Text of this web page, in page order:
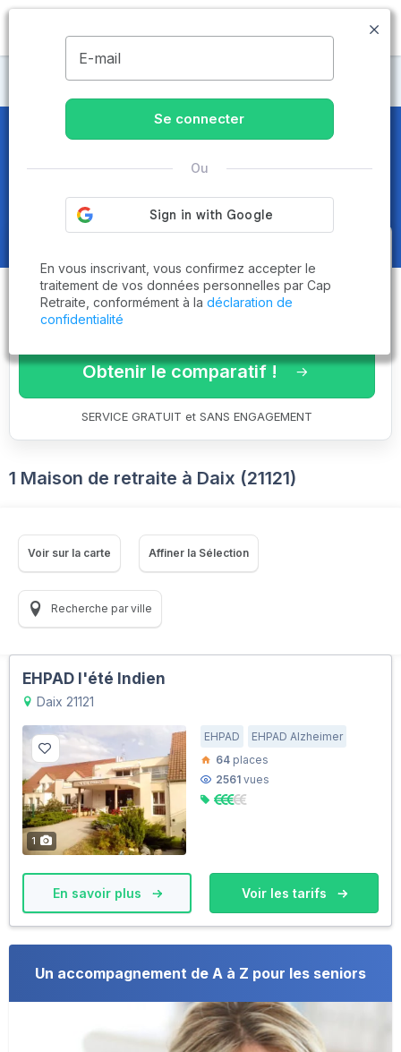
MENU
Maisons de retraite Côte-d'Or
Maisons de retraite et EHPAD
Daix (21121)
Obtenez le
comparatif des
établissementsadaptés à vos
critères en 3 minutes !
Obtenir le comparatif !
SERVICE GRATUIT et SANS ENGAGEMENT
1 Maison de retraite à Daix (21121)
Voir sur la carte Affiner la Sélection
Recherche par ville
EHPAD l'été Indien
Daix 21121
1
EHPAD
EHPAD Alzheimer
64 places
2561 vues
En savoir plus Voir les tarifs
Un accompagnement de A à Z pour les seniors
E-mail
Se connecter
Ou
En vous inscrivant, vous confirmez accepter le
traitement de vos données personnelles par Cap
Retraite, conformément à la déclaration de
confidentialité